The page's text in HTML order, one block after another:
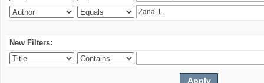
New Filters: